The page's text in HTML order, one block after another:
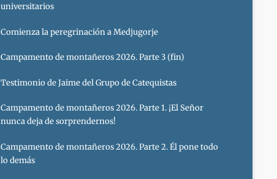
universitarios
Comienza la peregrinación a Medjugorje
Campamento de montañeros 2026. Parte 3 (fin)
Testimonio de Jaime del Grupo de Catequistas
Campamento de montañeros 2026. Parte 1. ¡El Señor
nunca deja de sorprendernos!
Campamento de montañeros 2026. Parte 2. Él pone todo
lo demás